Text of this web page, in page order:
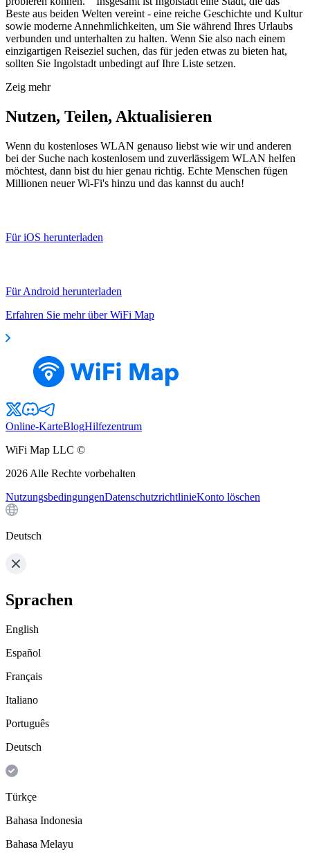
Beste aus beiden Welten vereint - eine reiche Geschichte und Kultur
sowie moderne Annehmlichkeiten, um Sie während Ihres Urlaubs
verbunden und unterhalten zu halten. Wenn Sie also nach einem
einzigartigen Reiseziel suchen, das für jeden etwas zu bieten hat,
sollten Sie Ingolstadt unbedingt auf Ihre Liste setzen.
Zeig mehr
Nutzen, Teilen, Aktualisieren
Wenn du kostenloses WLAN genauso liebst wie wir und anderen
bei der Suche nach kostenlosem und zuverlässigem WLAN helfen
möchtest, dann bist du hier genau richtig. Echte Menschen fügen
Millionen neuer Wi-Fi's hinzu und das kannst du auch!
Für iOS herunterladen
Für Android herunterladen
Erfahren Sie mehr über WiFi Map
Online-KarteBlogHilfezentrum
WiFi Map LLC ©
2026 Alle Rechte vorbehalten
NutzungsbedingungenDatenschutzrichtlinieKonto löschen
Deutsch
Sprachen
English
Español
Français
Italiano
Português
Deutsch
Türkçe
Bahasa Indonesia
Bahasa Melayu